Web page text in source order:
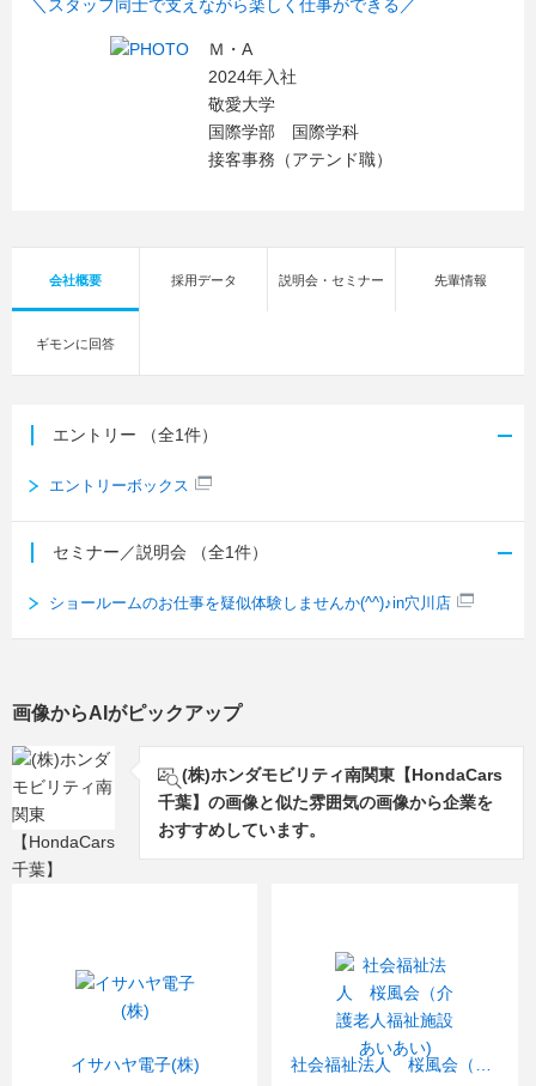
＼スタッフ同士で支えながら楽しく仕事ができる／
Ｍ・A
2024年入社
敬愛大学
国際学部 国際学科
接客事務（アテンド職）
会社概要 採用データ 説明会・セミナー 先輩情報
ギモンに回答
エントリー （全1件）
エントリーボックス
セミナー／説明会 （全1件）
ショールームのお仕事を疑似体験しませんか(^^)♪in穴川店
画像からAIがピックアップ
(株)ホンダモビリティ南関東【HondaCars
千葉】の画像と似た雰囲気の画像から企業を
おすすめしています。
イサハヤ電子(株)